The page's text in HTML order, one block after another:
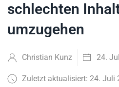
schlechten
umzugehen
Christian Kunz 24.
Zuletzt aktualisiert: 24. Juli